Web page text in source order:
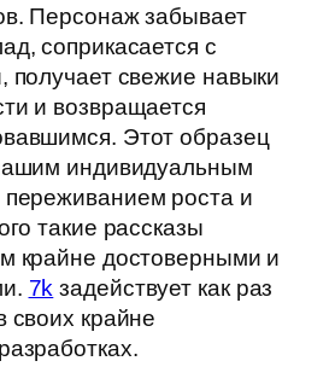
Персонаж забывает
соприкасается с
получает свежие навыки
и возвращается
Этот образец
индивидуальным
роста и
такие рассказы
крайне достоверными и
7k задействует как раз
своих крайне